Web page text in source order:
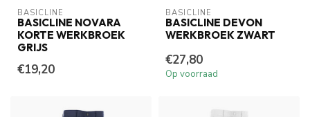
BASICLINE
BASICLINE NOVARA
KORTE WERKBROEK
GRIJS
€19,20
BASICLINE
BASICLINE DEVON
WERKBROEK ZWART
€27,80
Op voorraad